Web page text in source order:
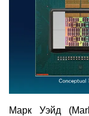
Марк Уэйд